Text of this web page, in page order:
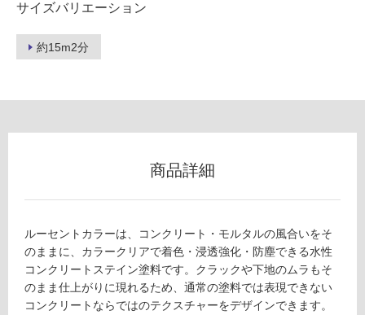
サイズバリエーション
約15m2分
以
使
ー
リ
商品詳細
ルーセントカラーは、コンクリート・モルタルの風合いをそ
のままに、カラークリアで着色・浸透強化・防塵できる水性
コンクリートステイン塗料です。クラックや下地のムラもそ
のまま仕上がりに現れるため、通常の塗料では表現できない
コンクリートならではのテクスチャーをデザインできます。